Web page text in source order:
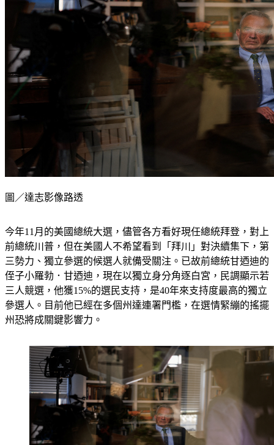
圖／達志影像路透
今年11月的美國總統大選，儘管各方看好現任總統拜登，對上
前總統川普，但在美國人不希望看到「拜川」對決續集下，第
三勢力、獨立參選的候選人就備受關注。已故前總統甘迺迪的
侄子小羅勃．甘迺迪，現在以獨立身分角逐白宮，民調顯示若
三人競選，他獲15%的選民支持，是40年來支持度最高的獨立
參選人。目前他已經在多個州達連署門檻，在選情緊繃的搖擺
州恐將成關鍵影響力。